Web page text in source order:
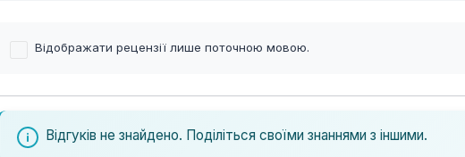
Відображати рецензії лише поточною мовою.
Відгуків не знайдено. Поділіться своїми знаннями з іншими.